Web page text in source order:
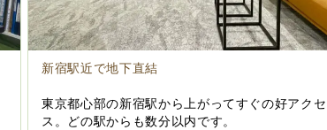
新宿駅近で地下直結
東京都心部の新宿駅から上がってすぐの好アクセ
ス。どの駅からも数分以内です。